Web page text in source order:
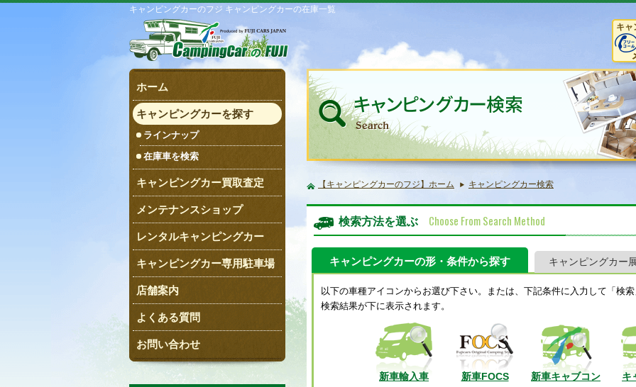
キャンピングカーのフジ キャンピングカーの在庫一覧
キャ
【キャンピングカーのフジ】ホーム キャンピングカー検索
検索方法を選ぶ Choose From Search Method
キャンピングカーの形・条件から探す キャンピングカー
以下の車種アイコンからお選び下さい。または、下記条件に入力して「検
検索結果が下に表示されます。
新車輸入車 新車FOCS 新車キャブコン キ
ホーム
キャンピングカーを探す
ラインナップ
在庫車を検索
キャンピングカー買取査定
メンテナンスショップ
レンタルキャンピングカー
キャンピングカー専用駐車場
店舗案内
よくある質問
お問い合わせ